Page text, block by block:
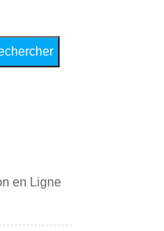
en Ligne